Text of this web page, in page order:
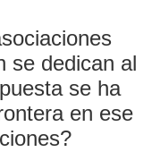
se dedican al
se ha
en ese